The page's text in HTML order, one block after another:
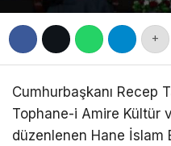
+
Cumhurbaşkanı Recep
Tophane-i Amire Kültür
düzenlenen Hane İslam